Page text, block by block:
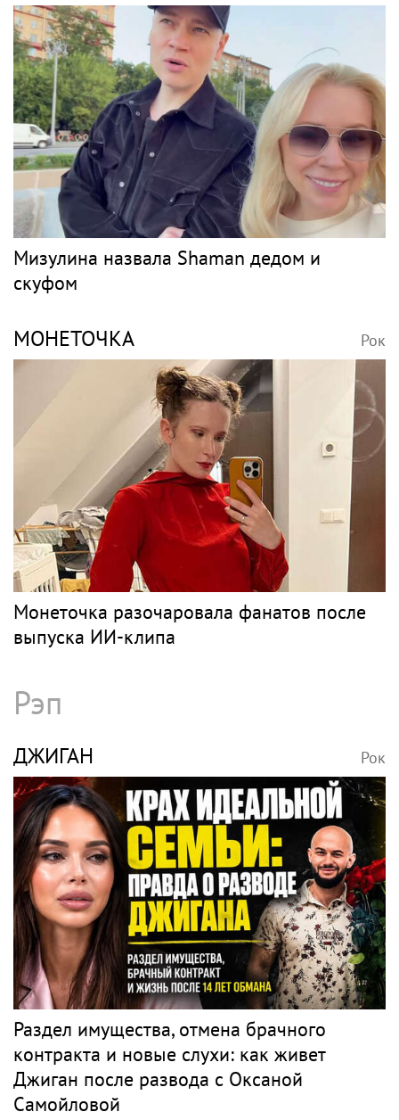
Мизулина назвала Shaman дедом и
скуфом
МОНЕТОЧКА Рок
Монеточка разочаровала фанатов после
выпуска ИИ-клипа
Рэп
ДЖИГАН Рок
Раздел имущества, отмена брачного
контракта и новые слухи: как живет
Джиган после развода с Оксаной
Самойловой